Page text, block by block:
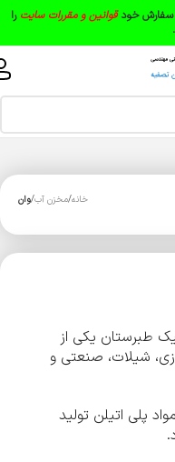
سفارش خودقوانین و مقررات سایت را
خانه مخزن آب وان
پلاستیک طبرستان یکی از
شیلات، صنعتی و
پلی اتیلن تولید